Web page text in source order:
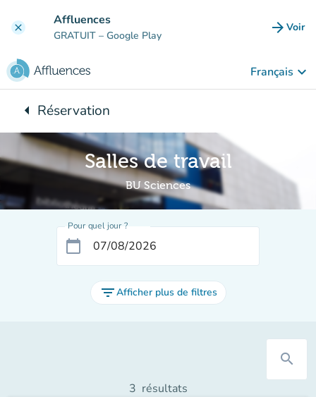
clear Affluences
GRATUIT – Google Play arrow_forward Voir
Français keyboard_arrow_down
arrow_leftRetour à :
Réservation
Salles de travail
BU Sciences
Pour quel jour ?
calendar_today
filter_listAfficher plus de filtres
search
3 résultats